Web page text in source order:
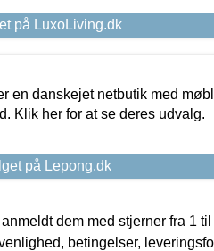
på LuxoLiving.dk
en danskejet netbutik med
Klik her for at se deres udvalg.
på Lepong.dk
dem med stjerner fra 1
betingelser,